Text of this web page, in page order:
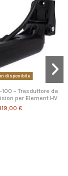
disponibile
100 – Trasduttore da
per Element HV
€